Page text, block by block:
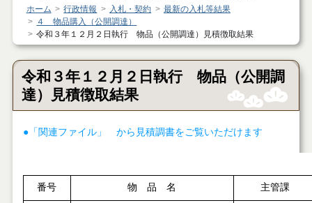
ホーム
行政情報 入札・契約
最新の入札等結果
４ 物品購入（公開調達）
令和３年１２月２日執行 物品（公開調達）見積徴取結果
令和３年１２月２日執行 物品（公開調
達）見積徴取結果
●「関連ファイル」 から見積調書をご覧いただけます
番号 物 品 名 主管課